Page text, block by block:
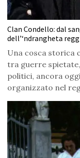
Clan Condello: dal
dell’‘ndrangheta
Una cosca storica
tra guerre
politici, ancora
organizzato nel